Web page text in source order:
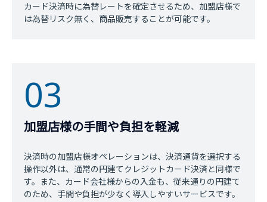
カード決済時に為替レートを確定させるため、加盟店様で
は為替リスク無く、商品販売することが可能です。
03
加盟店様の手間や負担を軽減
決済時の加盟店様オペレーションは、決済通貨を選択する
操作以外は、通常の円建てクレジットカード決済と同様で
す。また、カード会社様からの入金も、従来通りの円建て
のため、手間や負担が少なく導入しやすいサービスです。